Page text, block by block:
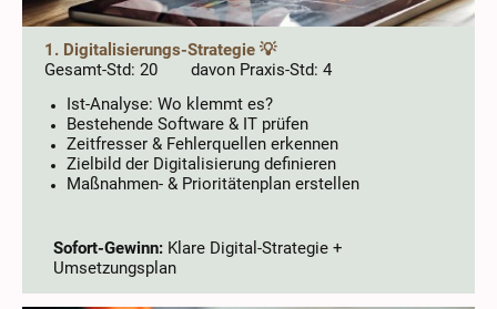
1. Digitalisierungs-Strategie 💡
Gesamt-Std: 20 davon Praxis-Std: 4
Ist-Analyse: Wo klemmt es?
Bestehende Software & IT prüfen
Zeitfresser & Fehlerquellen erkennen
Zielbild der Digitalisierung definieren
Maßnahmen- & Prioritätenplan erstellen
Sofort-Gewinn: Klare Digital-Strategie +
Umsetzungsplan